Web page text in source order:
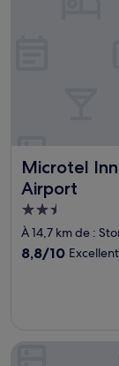
Microtel
Airport
Microtel Inn &
Hébergement
2.5 étoiles
À 14,7 km de :
8.8
8,8/10 Excellent
Courtyard by